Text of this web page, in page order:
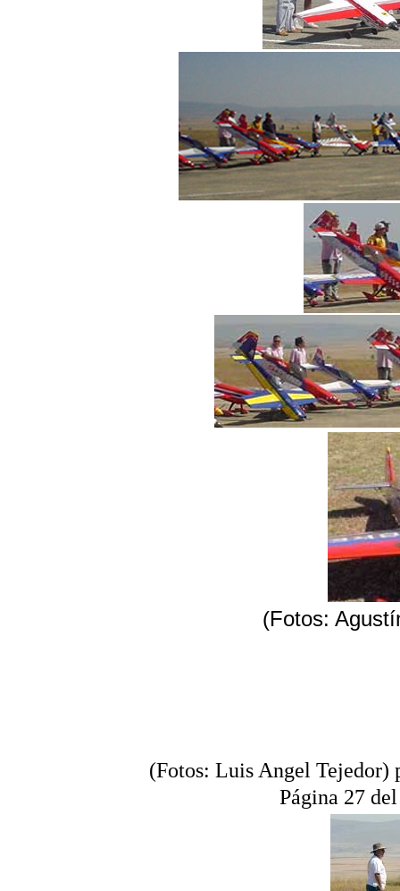
(Fotos:
(Fotos: Luis Angel Tejedor)
Página 27